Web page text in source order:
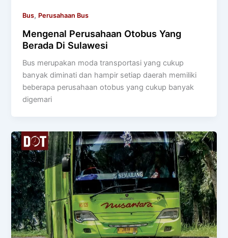
Bus, Perusahaan Bus
Mengenal Perusahaan Otobus Yang
Berada Di Sulawesi
Bus merupakan moda transportasi yang cukup
banyak diminati dan hampir setiap daerah memiliki
beberapa perusahaan otobus yang cukup banyak
digemari